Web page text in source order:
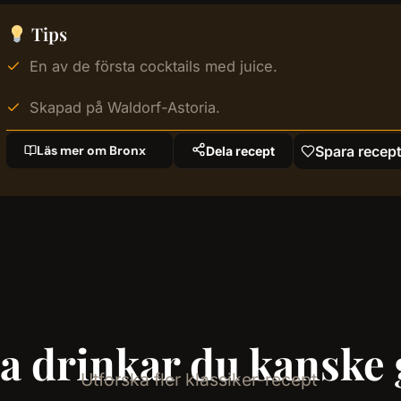
Tips
En av de första cocktails med juice.
Skapad på Waldorf-Astoria.
Läs mer om Bronx Dela recept Spara
drinkar du
Utforska fler klassiker-recept